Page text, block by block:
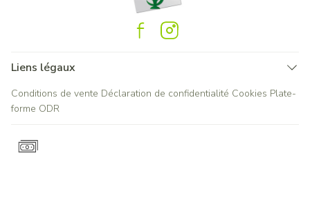
Liens légaux
Conditions de vente Déclaration de confidentialité Cookies Plate-
forme ODR